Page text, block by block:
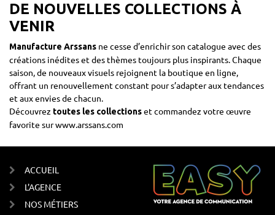
DE NOUVELLES COLLECTIONS À
VENIR
Manufacture Arssans ne cesse d’enrichir son catalogue avec des
créations inédites et des thèmes toujours plus inspirants. Chaque
saison, de nouveaux visuels rejoignent la boutique en ligne,
offrant un renouvellement constant pour s’adapter aux tendances
et aux envies de chacun.
Découvrez toutes les collectionset commandez votre œuvre
favorite surwww.arssans.com
ACCUEIL
L'AGENCE
NOS MÉTIERS